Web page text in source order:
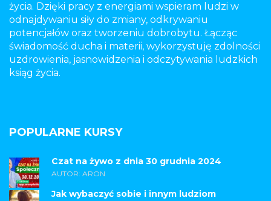
życia. Dzięki pracy z energiami wspieram ludzi w
odnajdywaniu siły do zmiany, odkrywaniu
potencjałów oraz tworzeniu dobrobytu. Łącząc
świadomość ducha i materii, wykorzystuję zdolności
uzdrowienia, jasnowidzenia i odczytywania ludzkich
ksiąg życia.
POPULARNE KURSY
Czat na żywo z dnia 30 grudnia 2024
AUTOR: ARON
Jak wybaczyć sobie i innym ludziom